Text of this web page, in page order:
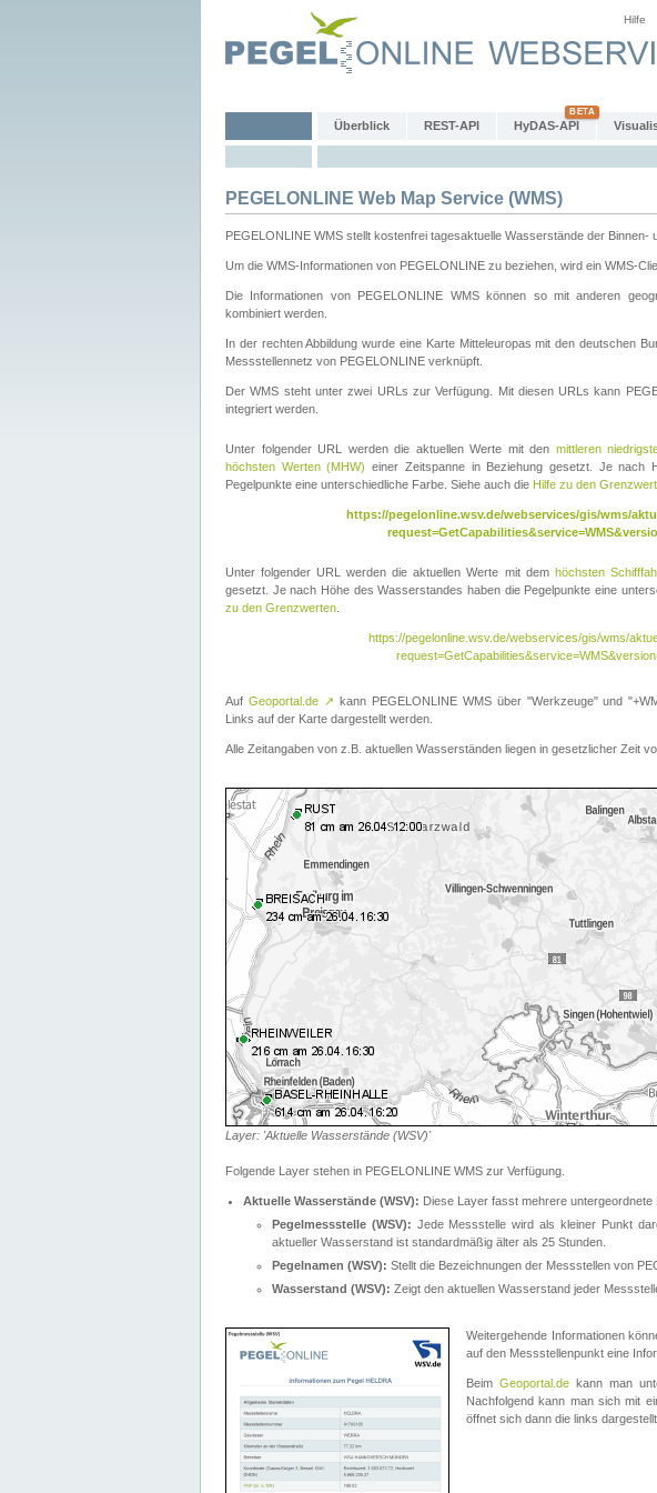
Hilfe
Überblick REST-API HyDAS-API
PEGELONLINE Web Map Service (WMS)
PEGELONLINE WMS stellt kostenfrei tagesaktuelle Wasserstände der
Um die WMS-Informationen von PEGELONLINE zu beziehen, wird ein WMS-
Die Informationen von PEGELONLINE WMS können so mit anderen
kombiniert werden.
In der rechten Abbildung wurde eine Karte Mitteleuropas mit den deutschen
Messstellennetz von PEGELONLINE verknüpft.
Der WMS steht unter zwei URLs zur Verfügung. Mit diesen URLs kann
integriert werden.
Unter folgender URL werden die aktuellen Werte mit den mittleren
höchsten Werten (MHW) einer Zeitspanne in Beziehung gesetzt. Je nach
Pegelpunkte eine unterschiedliche Farbe. Siehe auch die Hilfe zu den
https://pegelonline.wsv.de/webservices/gis/wms/
Unter folgender URL werden die aktuellen Werte mit dem höchsten
gesetzt. Je nach Höhe des Wasserstandes haben die Pegelpunkte eine
zu den Grenzwerten
https://pegelonline.wsv.de/webservices/gis/wms/
Auf Geoportal.de ↗ kann PEGELONLINE WMS über "Werkzeuge" und
Links auf der Karte dargestellt werden.
Alle Zeitangaben von z.B. aktuellen Wasserständen liegen in gesetzlicher Zeit
Layer: 'Aktuelle Wasserstände (WSV)'
Folgende Layer stehen in PEGELONLINE WMS zur Verfügung.
Aktuelle Wasserstände (WSV): Diese Layer fasst mehrere untergeordnete
Pegelmessstelle (WSV): Jede Messstelle wird als kleiner Punkt
aktueller Wasserstand ist standardmäßig älter als 25 Stunden.
Pegelnamen (WSV): Stellt die Bezeichnungen der Messstellen von
Wasserstand (WSV): Zeigt den aktuellen Wasserstand jeder
Weitergehende Informationen
auf den Messstellenpunkt eine
Beim Geoportal.de kann man
Nachfolgend kann man sich mit
öffnet sich dann die links